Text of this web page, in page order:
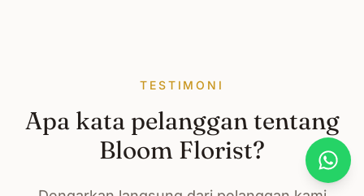
TESTIMONI
Apa kata pelanggan tentang
Bloom Florist?